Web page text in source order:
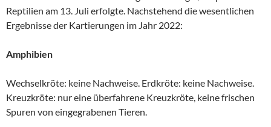
Reptilien am 13. Juli erfolgte. Nachstehend die wesentlichen
Ergebnisse der Kartierungen im Jahr 2022:
Amphibien
Wechselkröte: keine Nachweise. Erdkröte: keine Nachweise.
Kreuzkröte: nur eine überfahrene Kreuzkröte, keine frischen
Spuren von eingegrabenen Tieren.